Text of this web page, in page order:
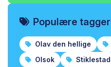
Populære tagger
Olav den hellige
Olsok
Stiklestad